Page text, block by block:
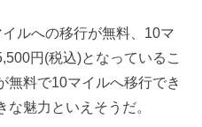
ルへの移行が無料、10マ
円(税込)となっているこ
無料で10マイルへ移行でき
魅力といえそうだ。